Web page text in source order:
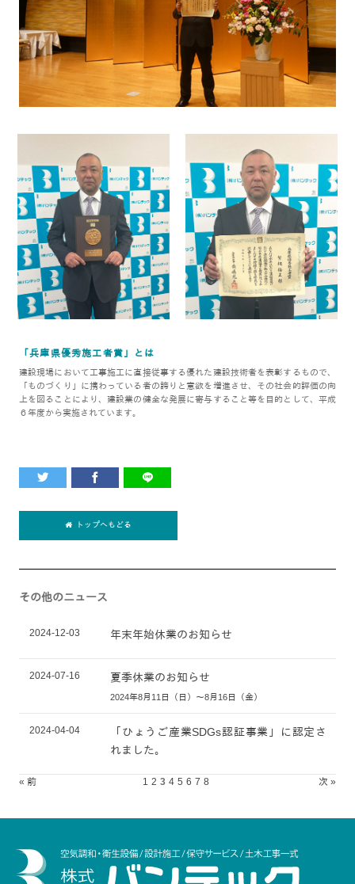
「兵庫県優秀施工者賞」とは
建設現場において工事施工に直接従事する優れた建設技術者を表彰するもので、
「ものづくり」に携わっている者の誇りと意欲を増進させ、その社会的評価の向
上を図ることにより、建設業の健全な発展に寄与すること等を目的として、平成
６年度から実施されています。
トップへもどる
その他のニュース
2024-12-03 年末年始休業のお知らせ
2024-07-16 夏季休業のお知らせ
2024年8月11日（日）～8月16日（金）
2024-04-04
「ひょうご産業SDGs認証事業」に認定さ
れました。
« 前 1 2 3 4 5 6 7 8 次 »